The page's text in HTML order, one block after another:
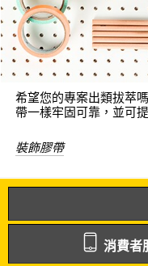
希望您的專案出類拔萃
帶一樣牢固可靠，並可
裝飾膠帶
消費者